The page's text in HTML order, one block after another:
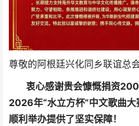
尊敬的阿根廷兴化同乡联谊总
衷心感谢贵会慷慨捐资
2026年“水立方杯”中文歌曲
顺利举办提供了坚实保障！